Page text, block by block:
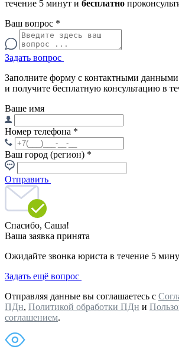
течение 5 минут и бесплатно
Ваш вопрос *
Задать вопрос
Заполните форму с контактными данными
и получите бесплатную консультацию в
Ваше имя
Номер телефона *
Ваш город (регион) *
Отправить
Спасибо, Саша!
Ваша заявка принята
Ожидайте звонка юриста в течение 5
Задать ещё вопрос
Отправляя данные вы соглашаетесь с
ПДн, Политикой обработки ПДн и
соглашением.